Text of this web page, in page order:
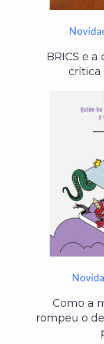
BRICS e
crítica
Como a
rompeu o